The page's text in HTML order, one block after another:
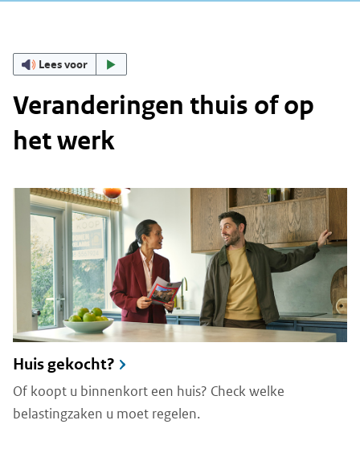
Lees voor
Veranderingen thuis of op
het werk
Huis gekocht?
Of koopt u binnenkort een huis? Check welke
belastingzaken u moet regelen.